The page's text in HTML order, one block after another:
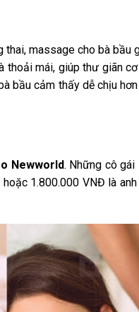
thai, massage cho bà bầu
thoải mái, giúp thư giãn
bầu cảm thấy dễ chịu
Newworld. Những cô gái
1.800.000 VNĐ là